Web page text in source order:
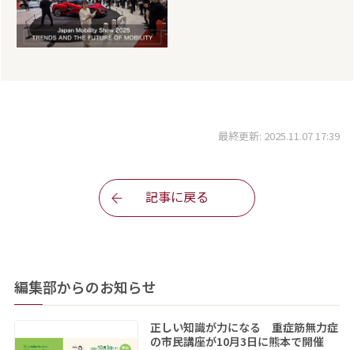
最終更新: 2025.11.07 17:39
記事に戻る
編集部からのお知らせ
正しい知識が力になる 重症筋無力症
の市民講座が10月3日に熊本で開催